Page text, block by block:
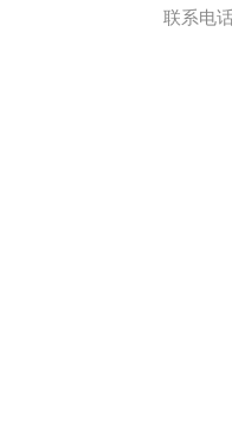
联系电